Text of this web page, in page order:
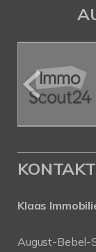
KONTAKT
Klaas
August-Bebel-